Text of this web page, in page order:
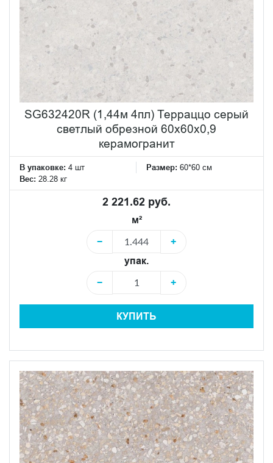
SG632420R (1,44м 4пл) Терраццо серый
светлый обрезной 60x60x0,9
керамогранит
В упаковке: 4 шт Размер: 60*60 см
Вес: 28.28 кг
2 221.62 руб.
м²
−
+
упак.
−
+
КУПИТЬ